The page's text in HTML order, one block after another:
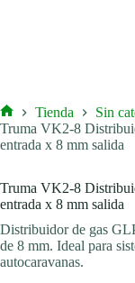
Inicio
Tienda
Sin
Truma VK2-8
entrada x 8 mm salida
Truma VK2-8
entrada x 8 mm salida
Distribuidor de gas
de 8 mm. Ideal para
autocaravanas.